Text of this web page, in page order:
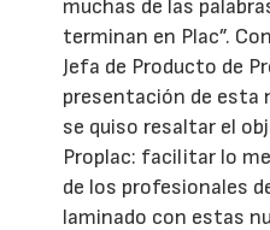
muchas de las
terminan en Plac”.
Jefa de Producto de
presentación de esta
se quiso resaltar el
Proplac: facilitar lo
de los profesionales
laminado con estas